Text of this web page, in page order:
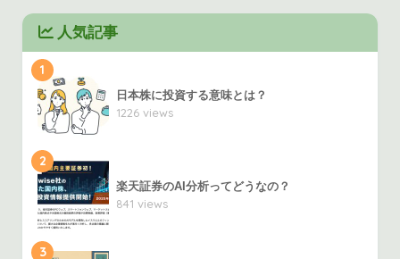
人気記事
1
日本株に投資する意味とは？
1226 views
2
楽天証券のAI分析ってどうなの？
841 views
3